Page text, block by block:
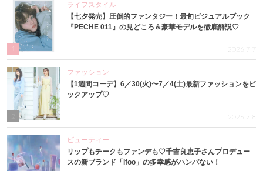
ライフスタイル
【七夕発売】圧倒的ファンタジー！最旬ビジュアルブック
『PECHE 011』の見どころ＆豪華モデルを徹底解説♡
2026.7.7
ファッション
【1週間コーデ】6／30(火)〜7／4(土)最新ファッションをピ
ックアップ♡
2026.7.8
ビューティー
リップもチークもファンデも♡千吉良恵子さんプロデュー
スの新ブランド「ifoo」の多幸感がハンパない！